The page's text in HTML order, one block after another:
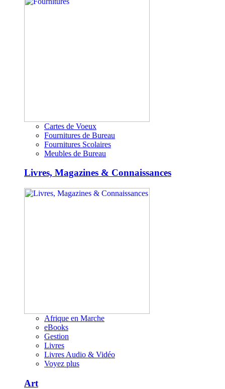
Cartes de Voeux
Fournitures de Bureau
Fournitures Scolaires
Meubles de Bureau
Livres, Magazines & Connaissances
Afrique en Marche
eBooks
Gestion
Livres
Livres Audio & Vidéo
Voyez plus
Art